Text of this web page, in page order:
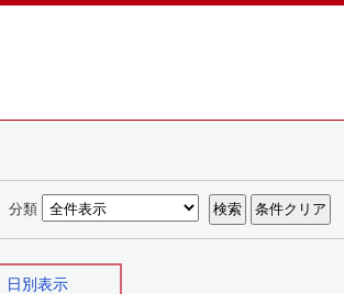
分類
日別表示